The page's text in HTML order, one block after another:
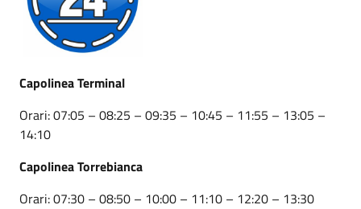
Capolinea Terminal
Orari: 07:05 – 08:25 – 09:35 – 10:45 – 11:55 – 13:05 –
14:10
Capolinea Torrebianca
Orari: 07:30 – 08:50 – 10:00 – 11:10 – 12:20 – 13:30